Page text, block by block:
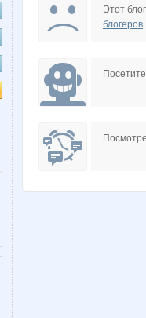
Jannetka
Этот
блогеров.